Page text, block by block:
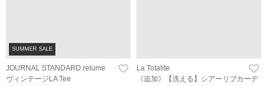
SUMMER SALE
JOURNAL STANDARD relume
ヴィンテージLA Tee
La Totalite
《追加》【洗える】シアーリブカーデ